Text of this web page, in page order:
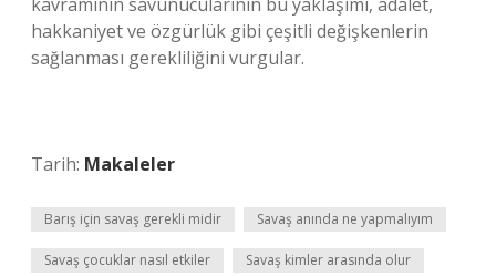
hakkaniyet ve özgürlük gibi çeşitli değişkenlerin
sağlanması gerekliliğini vurgular.
Tarih: Makaleler
Barış için savaş gerekli midir Savaş anında ne yapmalıyım
Savaş çocuklar nasıl etkiler Savaş kimler arasında olur